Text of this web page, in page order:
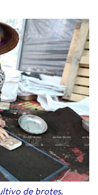
de brotes.